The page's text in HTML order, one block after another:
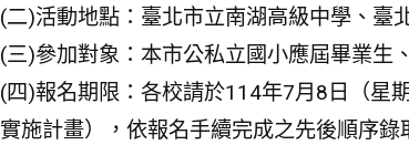
(二)活動地點：臺北市立南湖高級中學、臺
(三)參加對象：本市公私立國小應屆畢業生
(四)報名期限：各校請於114年7月8日（星
實施計畫），依報名手續完成之先後順序